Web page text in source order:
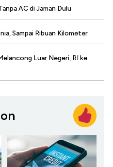
AC di Jaman Dulu
Sampai Ribuan Kilometer
Luar Negeri, RI ke